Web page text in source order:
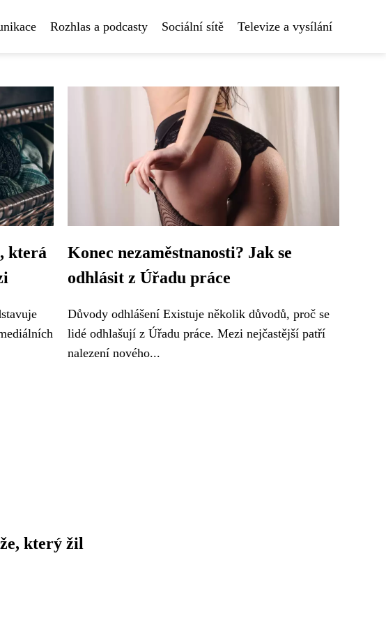
Rozhlas a podcasty Sociální sítě Televize a vysílání
která
Konec nezaměstnanosti? Jak se
odhlásit z Úřadu práce
Důvody odhlášení Existuje několik důvodů, proč se
lidé odhlašují z Úřadu práce. Mezi nejčastější patří
nalezení nového...
který žil